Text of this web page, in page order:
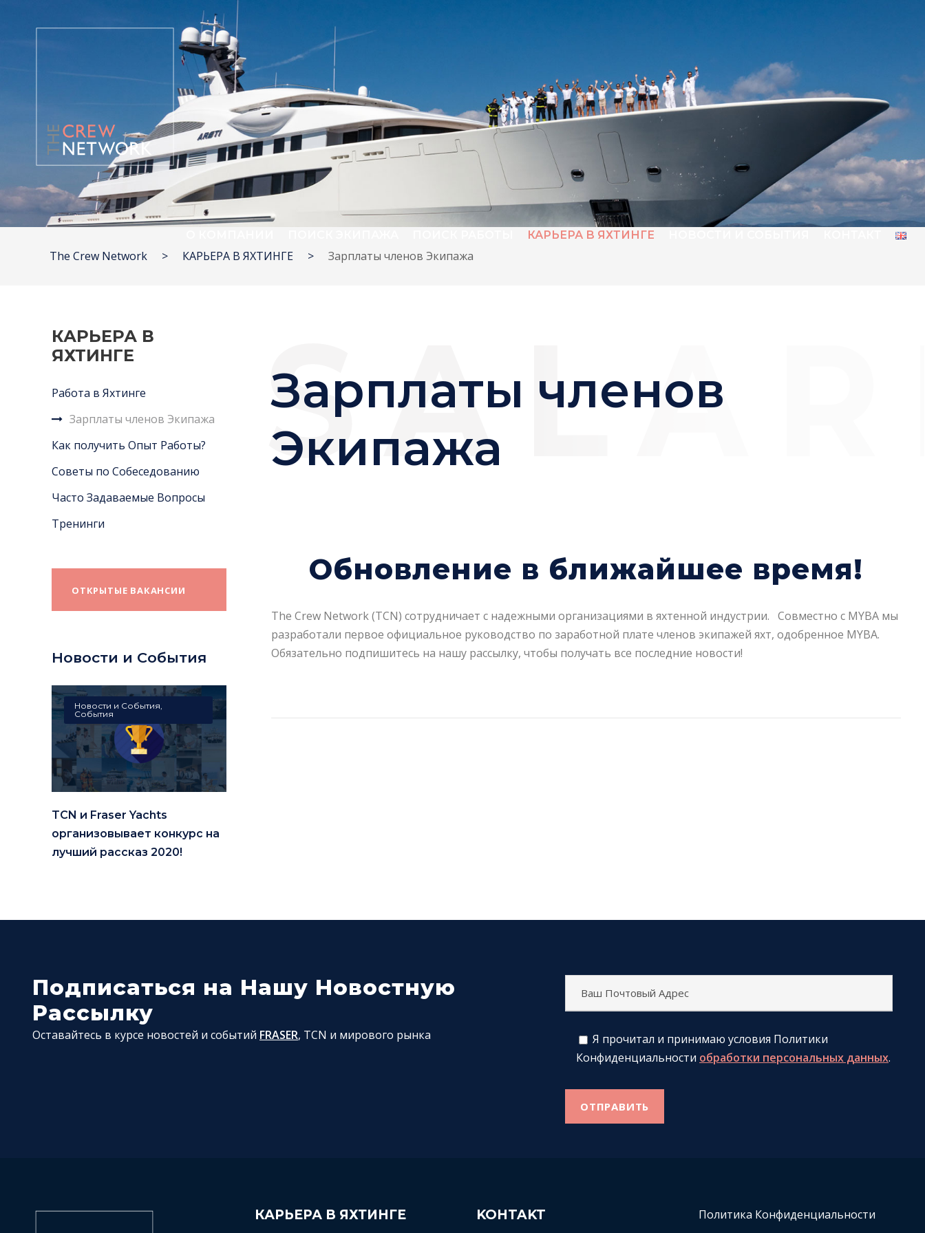
КАРЬЕРА В ЯХТИНГЕ
The Crew Network > КАРЬЕРА В ЯХТИНГЕ > Зарплаты членов Экипажа
Зарплаты членов
Экипажа
Обновление в ближайшее время!
The Crew Network (TCN) сотрудничает с надежными организациями в яхтенной индустрии. Совместно с MYBA мы
разработали первое официальное руководство по заработной плате членов экипажей яхт, одобренное MYBA.
Обязательно подпишитесь на нашу рассылку, чтобы получать все последние новости!
КАРЬЕРА В
ЯХТИНГЕ
Работа в Яхтинге
Зарплаты членов Экипажа
Как получить Опыт Работы?
Советы по Собеседованию
Часто Задаваемые Вопросы
Тренинги
ОТКРЫТЫЕ ВАКАНСИИ
Новости и События
Новости и События
События
TCN и Fraser Yachts
организовывает конкурс на
лучший рассказ 2020!
Подписаться на Нашу Новостную
Рассылку
Оставайтесь в курсе новостей и событий FRASER, TCN и мирового рынка
Я прочитал и принимаю условия Политики
Конфиденциальности обработки персональных данных.
КАРЬЕРА В ЯХТИНГЕ KOHTAKT Политика Конфиденциальности